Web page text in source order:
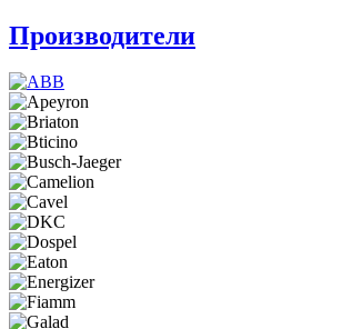
Производители